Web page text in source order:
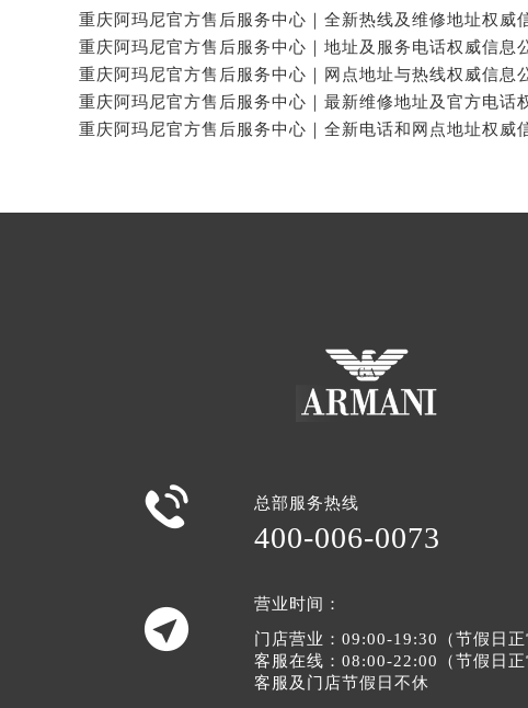
 总部服务热线
400-006-0073

营业时间：
门店营业：09:00-19:30（节假日正
客服在线：08:00-22:00（节假日正
客服及门店节假日不休